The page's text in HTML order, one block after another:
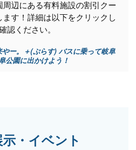
辺にある有料施設の割引クー
す！詳細は以下をクリックし
認ください。
ー。＋(ぷらす) バスに乗って岐阜
公園に出かけよう！
・イベント